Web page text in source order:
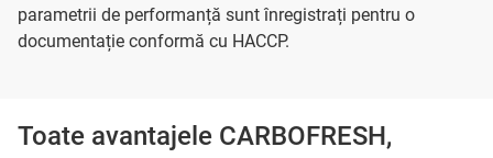
parametrii de performanță sunt înregistrați pentru o
documentație conformă cu HACCP.
Toate avantajele CARBOFRESH,